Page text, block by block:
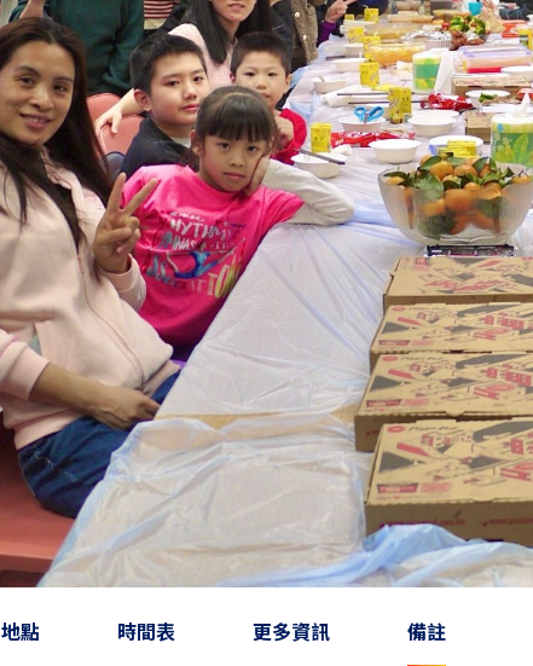
地點 時間表 更多資訊 備註